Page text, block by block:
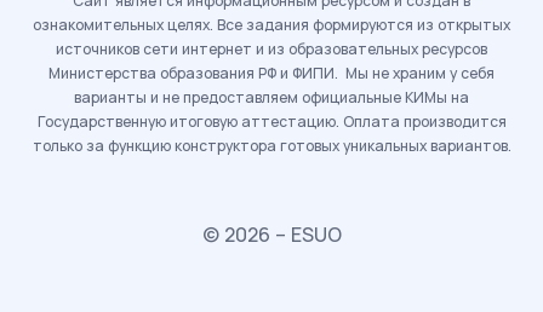
ознакомительных целях. Все задания формируются из открытых
источников сети интернет и из образовательных ресурсов
Министерства образования РФ и ФИПИ. Мы не храним у себя
варианты и не предоставляем официальные КИМы на
Государственную итоговую аттестацию. Оплата производится
только за функцию конструктора готовых уникальных вариантов.
© 2026 – ESUO